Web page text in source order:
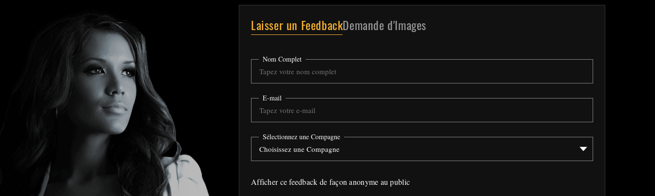
Laisser un FeedbackDemande d'Images
Nom Complet
E-mail
Sélectionnez une Compagne
Afficher ce feedback de façon anonyme au public